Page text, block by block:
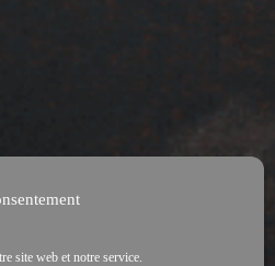
site web et notre service.